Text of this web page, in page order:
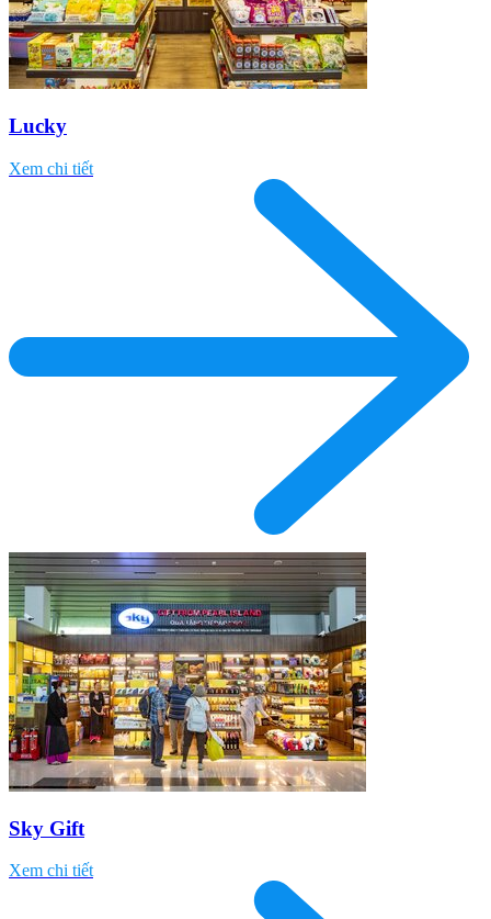
Lucky
Xem chi tiết
Sky Gift
Xem chi tiết